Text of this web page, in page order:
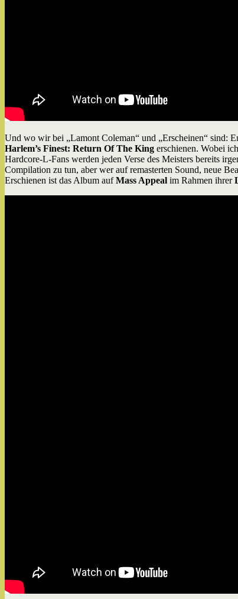
Und wo wir bei „Lamont Coleman“ und „Erscheinen“ sind:
Harlem’s Finest: Return Of The King erschienen. Wobei
Hardcore-L-Fans werden jeden Verse des Meisters bereits
Compilation zu tun, aber wer auf remasterten Sound, neue
Erschienen ist das Album aufMass Appeal im Rahmen ihrer